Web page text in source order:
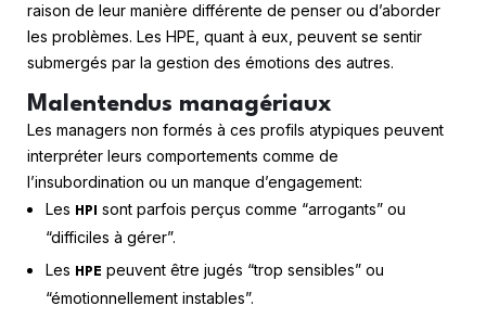
raison de leur manière différente de penser ou d’aborder
les problèmes. Les HPE, quant à eux, peuvent se sentir
submergés par la gestion des émotions des autres.
Malentendus managériaux
Les managers non formés à ces profils atypiques peuvent
interpréter leurs comportements comme de
l’insubordination ou un manque d’engagement:
Les
HPI
sont parfois perçus comme “arrogants” ou
“difficiles à gérer”.
Les
HPE peuvent être jugés “trop sensibles” ou
“émotionnellement instables”.